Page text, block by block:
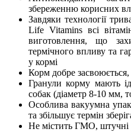
збереженню корисних
Завдяки технології
Life Vitamins всі
виготовлення, що
термічного впливу та
у кормі
Корм добре
Гранули корму мають
собак (діаметр 8-10 мм,
Особлива вакуумна
та збільшує термін
Не містить ГМО, штучні